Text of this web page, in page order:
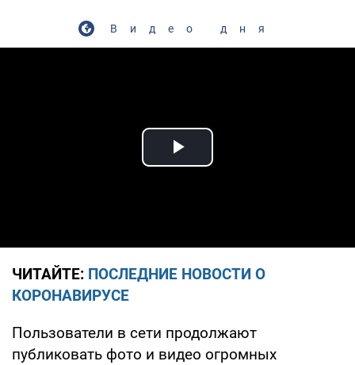
Видео дня
Play Video
ЧИТАЙТЕ: ПОСЛЕДНИЕ НОВОСТИ О
КОРОНАВИРУСЕ
Пользователи в сети продолжают
публиковать фото и видео огромных